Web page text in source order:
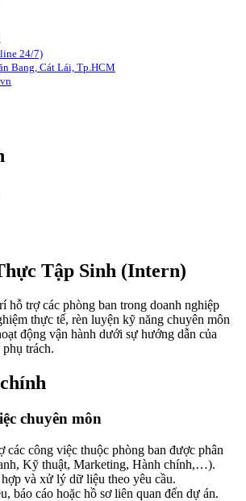
24/7)
Bang, Cát Lái, Tp.HCM
Tập Sinh (Intern)
hỗ trợ các phòng ban trong doanh nghiệp
thực tế, rèn luyện kỹ năng chuyên môn
động vận hành dưới sự hướng dẫn của
trách.
chuyên môn
các công việc thuộc phòng ban được phân
Kỹ thuật, Marketing, Hành chính,…).
và xử lý dữ liệu theo yêu cầu.
báo cáo hoặc hồ sơ liên quan đến dự án.